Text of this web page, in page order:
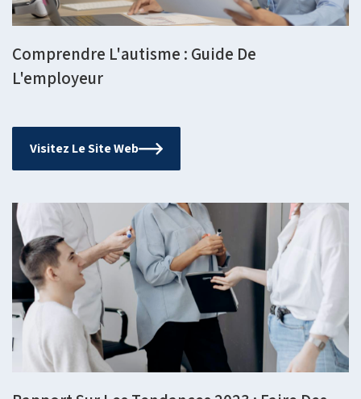
Comprendre L'autisme : Guide De
L'employeur
Visitez Le Site Web